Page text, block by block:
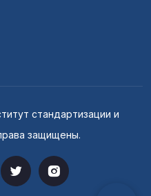
стандартизации и
защищены.